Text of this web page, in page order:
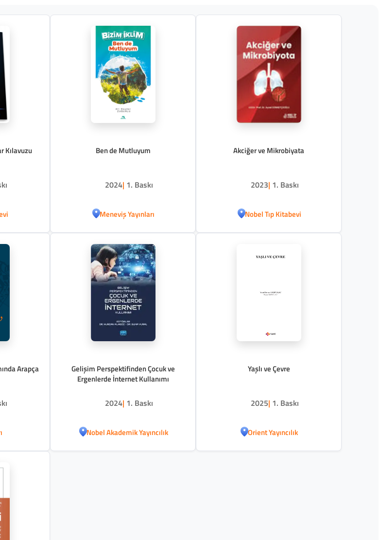
Kılavuzu Ben de Mutluyum
2024| 1. Baskı
Meneviş Yayınları
Akciğer ve Mikrobiyata
2023| 1. Baskı
Nobel Tıp Kitabevi
Arapça
Gelişim Perspektifinden Çocuk ve
Ergenlerde İnternet Kullanımı
2024| 1. Baskı
Nobel Akademik Yayıncılık
Yaşlı ve Çevre
2025| 1. Baskı
Orient Yayıncılık